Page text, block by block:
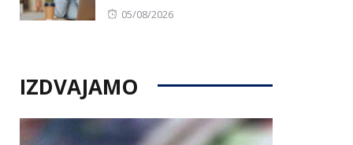
Posted
05/08/2026
IZDVAJAMO